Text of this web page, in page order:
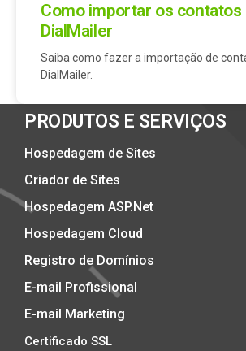
Como importar os contatos
DialMailer
Saiba como fazer a importação de
DialMailer.
PRODUTOS E SERVIÇOS
Hospedagem de Sites
Criador de Sites
Hospedagem ASP.Net
Hospedagem Cloud
Registro de Domínios
E-mail Profissional
E-mail Marketing
Certificado SSL